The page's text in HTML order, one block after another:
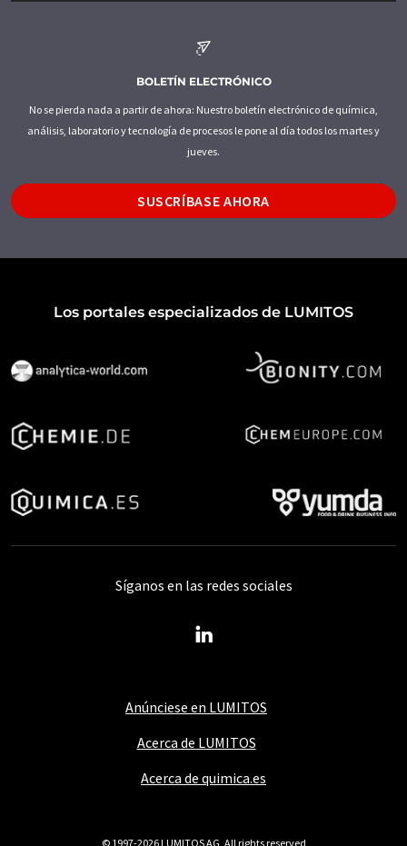
BOLETÍN ELECTRÓNICO
No se pierda nada a partir de ahora: Nuestro boletín electrónico de química,
análisis, laboratorio y tecnología de procesos le pone al día todos los martes y
jueves.
SUSCRÍBASE AHORA
Los portales especializados de LUMITOS
Anúnciese en LUMITOS
Acerca de LUMITOS
Acerca de quimica.es
Síganos en las redes sociales
© 1997-2026 LUMITOS AG, All rights reserved